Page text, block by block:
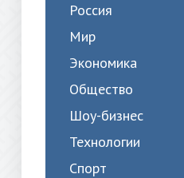
Россия
Мир
Экономика
Общество
Шоу-бизнес
Технологии
Спорт